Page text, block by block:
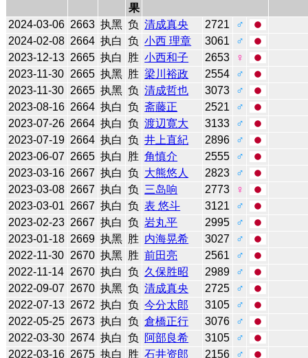
果
2024-03-06 2663 执黑 负 清成真央 2721
♂
2024-02-08 2664 执白 负 小西 理章 3061
♂
2023-12-13 2665 执白 胜 小西和子 2653
♀
2023-11-30 2665 执黑 胜 梁川裕政 2554
♂
2023-11-30 2665 执黑 负 清成哲也 3073
♂
2023-08-16 2664 执白 负 斋藤正 2521
♂
2023-07-26 2664 执白 负 渡辺寛大 3133
♂
2023-07-19 2664 执白 负 井上直紀 2896
♂
2023-06-07 2665 执白 胜 角慎介 2555
♂
2023-03-16 2667 执白 负 大熊悠人 2823
♂
2023-03-08 2667 执白 负 三岛响 2773
♀
2023-03-01 2667 执白 负 表 悠斗 3121
♂
2023-02-23 2667 执白 负 岩丸平 2995
♂
2023-01-18 2669 执黑 胜 内海晃希 3027
♂
2022-11-30 2670 执黑 胜 前田亮 2561
♂
2022-11-14 2670 执白 负 久保胜昭 2989
♂
2022-09-07 2670 执黑 负 清成真央 2725
♂
2022-07-13 2672 执白 负 今分太郎 3105
♂
2022-05-25 2673 执白 负 倉橋正行 3076
♂
2022-03-30 2674 执白 负 阿部良希 3105
♂
2022-03-16 2675 执白 胜 石井资郎 2156
♂